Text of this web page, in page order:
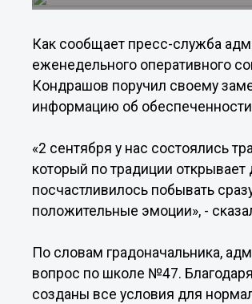
Как сообщает пресс-служба
еженедельного оперативного
Кондрашов поручил своему
информацию об
«2 сентября у нас состоялись
который по традиции
посчастливилось побывать
положительные эмоции», -
По словам градоначальника,
вопрос по школе №47.
созданы все условия для